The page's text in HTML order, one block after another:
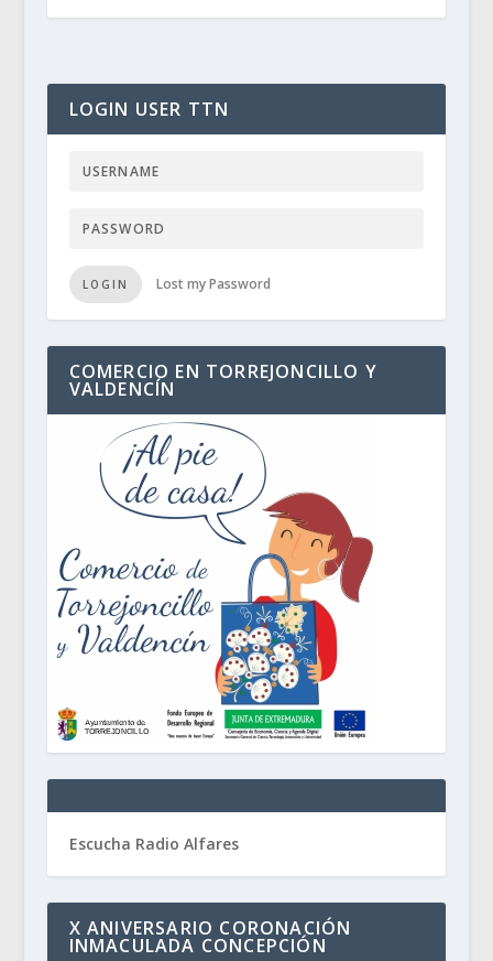
LOGIN USER TTN
LOGIN Lost my Password
COMERCIO EN TORREJONCILLO Y
VALDENCÍN
Escucha Radio Alfares
X ANIVERSARIO CORONACIÓN
INMACULADA CONCEPCIÓN